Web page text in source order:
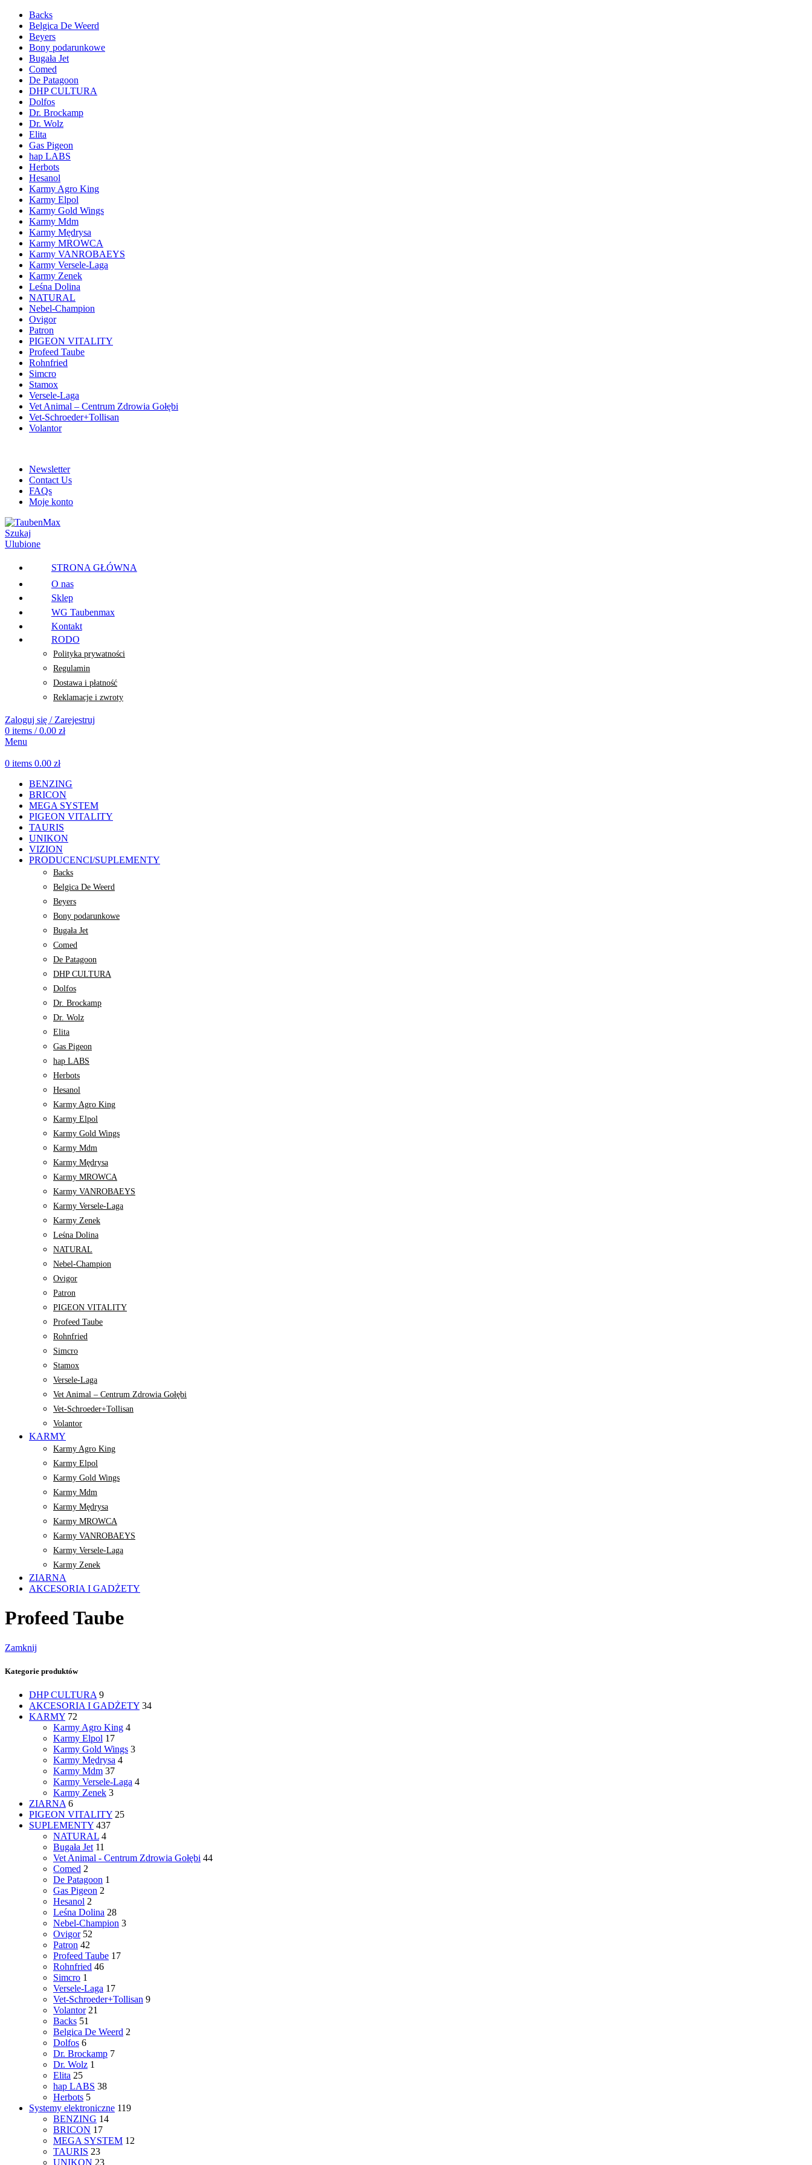
Backs
Belgica De Weerd
Beyers
Bony podarunkowe
Bugała Jet
Comed
De Patagoon
DHP CULTURA
Dolfos
Dr. Brockamp
Dr. Wolz
Elita
Gas Pigeon
hap LABS
Herbots
Hesanol
Karmy Agro King
Karmy Elpol
Karmy Gold Wings
Karmy Mdm
Karmy Mędrysa
Karmy MROWCA
Karmy VANROBAEYS
Karmy Versele-Laga
Karmy Zenek
Leśna Dolina
NATURAL
Nebel-Champion
Ovigor
Patron
PIGEON VITALITY
Profeed Taube
Rohnfried
Simcro
Stamox
Versele-Laga
Vet Animal – Centrum Zdrowia Gołębi
Vet-Schroeder+Tollisan
Volantor
Newsletter
Contact Us
FAQs
Moje konto
Szukaj
Ulubione
STRONA GŁÓWNA
O nas
Sklep
WG Taubenmax
Kontakt
RODO
Polityka prywatności
Regulamin
Dostawa i płatność
Reklamacje i zwroty
Zaloguj się / Zarejestruj
0 items / 0.00 zł
Menu
0 items 0.00 zł
BENZING
BRICON
MEGA SYSTEM
PIGEON VITALITY
TAURIS
UNIKON
VIZION
PRODUCENCI/SUPLEMENTY
Backs
Belgica De Weerd
Beyers
Bony podarunkowe
Bugała Jet
Comed
De Patagoon
DHP CULTURA
Dolfos
Dr. Brockamp
Dr. Wolz
Elita
Gas Pigeon
hap LABS
Herbots
Hesanol
Karmy Agro King
Karmy Elpol
Karmy Gold Wings
Karmy Mdm
Karmy Mędrysa
Karmy MROWCA
Karmy VANROBAEYS
Karmy Versele-Laga
Karmy Zenek
Leśna Dolina
NATURAL
Nebel-Champion
Ovigor
Patron
PIGEON VITALITY
Profeed Taube
Rohnfried
Simcro
Stamox
Versele-Laga
Vet Animal – Centrum Zdrowia Gołębi
Vet-Schroeder+Tollisan
Volantor
KARMY
Karmy Agro King
Karmy Elpol
Karmy Gold Wings
Karmy Mdm
Karmy Mędrysa
Karmy MROWCA
Karmy VANROBAEYS
Karmy Versele-Laga
Karmy Zenek
ZIARNA
AKCESORIA I GADŻETY
Profeed Taube
Zamknij
Kategorie produktów
DHP CULTURA 9
AKCESORIA I GADŻETY 34
KARMY 72
Karmy Agro King 4
Karmy Elpol 17
Karmy Gold Wings 3
Karmy Mędrysa 4
Karmy Mdm 37
Karmy Versele-Laga 4
Karmy Zenek 3
ZIARNA 6
PIGEON VITALITY 25
SUPLEMENTY 437
NATURAL 4
Bugała Jet 11
Vet Animal - Centrum Zdrowia Gołębi 44
Comed 2
De Patagoon 1
Gas Pigeon 2
Hesanol 2
Leśna Dolina 28
Nebel-Champion 3
Ovigor 52
Patron 42
Profeed Taube 17
Rohnfried 46
Simcro 1
Versele-Laga 17
Vet-Schroeder+Tollisan 9
Volantor 21
Backs 51
Belgica De Weerd 2
Dolfos 6
Dr. Brockamp 7
Dr. Wolz 1
Elita 25
hap LABS 38
Herbots 5
Systemy elektroniczne 119
BENZING 14
BRICON 17
MEGA SYSTEM 12
TAURIS 23
UNIKON 23